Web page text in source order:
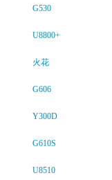
G530
U8800+
火花
G606
Y300D
G610S
U8510